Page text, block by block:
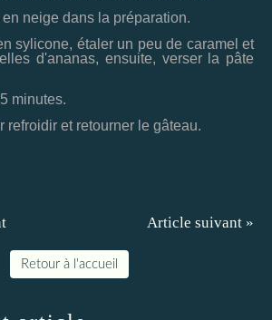
neige dans la préparation.
sylicone, étaler un peu de caramel et
d'ananas, ensuite, verser la pâte
minutes.
refroidir et retourner le gâteau.
Article suivant »
Retour à l'accueil